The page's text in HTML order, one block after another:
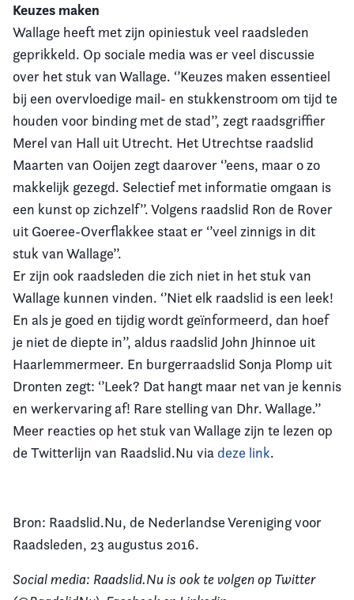
Keuzes maken
Wallage heeft met zijn opiniestuk veel raadsleden
geprikkeld. Op sociale media was er veel discussie
over het stuk van Wallage. ‘’Keuzes maken essentieel
bij een overvloedige mail- en stukkenstroom om tijd te
houden voor binding met de stad’’, zegt raadsgriffier
Merel van Hall uit Utrecht. Het Utrechtse raadslid
Maarten van Ooijen zegt daarover ‘’eens, maar o zo
makkelijk gezegd. Selectief met informatie omgaan is
een kunst op zichzelf’’. Volgens raadslid Ron de Rover
uit Goeree-Overflakkee staat er ‘’veel zinnigs in dit
stuk van Wallage’’.
Er zijn ook raadsleden die zich niet in het stuk van
Wallage kunnen vinden. ‘’Niet elk raadslid is een leek!
En als je goed en tijdig wordt geïnformeerd, dan hoef
je niet de diepte in’’, aldus raadslid John Jhinnoe uit
Haarlemmermeer. En burgerraadslid Sonja Plomp uit
Dronten zegt: ‘’Leek? Dat hangt maar net van je kennis
en werkervaring af! Rare stelling van Dhr. Wallage.’’
Meer reacties op het stuk van Wallage zijn te lezen op
de Twitterlijn van Raadslid.Nu via deze link.
Bron: Raadslid.Nu, de Nederlandse Vereniging voor
Raadsleden, 23 augustus 2016.
Social media: Raadslid.Nu is ook te volgen op Twitter